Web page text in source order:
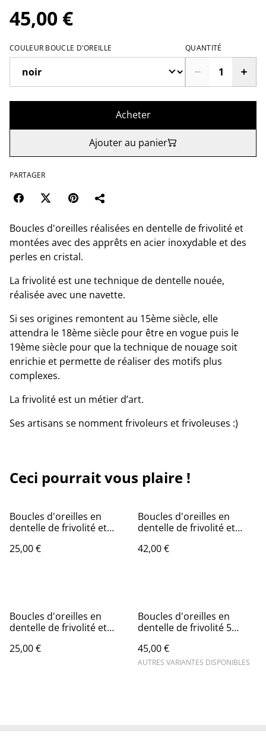
45,00 €
COULEUR BOUCLE D'OREILLE QUANTITÉ
Acheter
Ajouter au panier
PARTAGER
Boucles d'oreilles réalisées en dentelle de frivolité et
montées avec des apprêts en acier inoxydable et des
perles en cristal.
La frivolité est une technique de dentelle nouée,
réalisée avec une navette.
Si ses origines remontent au 15ème siècle, elle
attendra le 18ème siècle pour être en vogue puis le
19ème siècle pour que la technique de nouage soit
enrichie et permette de réaliser des motifs plus
complexes.
La frivolité est un métier d’art.
Ses artisans se nomment frivoleurs et frivoleuses :)
Ceci pourrait vous plaire !
Boucles d'oreilles en
dentelle de frivolité et
25,00 €
Boucles d'oreilles en
dentelle de frivolité et
42,00 €
Boucles d'oreilles en
dentelle de frivolité et
antique
25,00 €
Boucles d'oreilles en
dentelle de frivolité 5
45,00 €
AUTRES VARIANTES DISPONIBLES